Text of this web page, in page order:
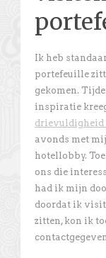
Ik heb
portefeuille
gekomen.
inspiratie
drievuldigheid
avonds met
hotellobby.
ons die
had ik mijn
doordat ik
zitten, kon ik